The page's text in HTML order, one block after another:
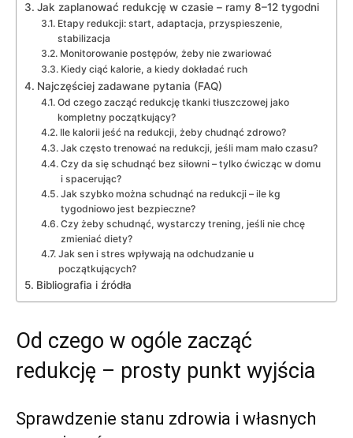
Jak zaplanować redukcję w czasie – ramy 8–12 tygodni
Etapy redukcji: start, adaptacja, przyspieszenie,
stabilizacja
Monitorowanie postępów, żeby nie zwariować
Kiedy ciąć kalorie, a kiedy dokładać ruch
Najczęściej zadawane pytania (FAQ)
Od czego zacząć redukcję tkanki tłuszczowej jako
kompletny początkujący?
Ile kalorii jeść na redukcji, żeby chudnąć zdrowo?
Jak często trenować na redukcji, jeśli mam mało czasu?
Czy da się schudnąć bez siłowni – tylko ćwicząc w domu
i spacerując?
Jak szybko można schudnąć na redukcji – ile kg
tygodniowo jest bezpieczne?
Czy żeby schudnąć, wystarczy trening, jeśli nie chcę
zmieniać diety?
Jak sen i stres wpływają na odchudzanie u
początkujących?
Bibliografia i źródła
Od czego w ogóle zacząć
redukcję – prosty punkt wyjścia
Sprawdzenie stanu zdrowia i własnych